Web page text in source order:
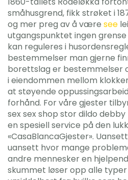
småhusgrend, fikk strøket i
og mer preg av å være see
utgangspunktet ingen
kan reguleres i
bestemmelser man gjerne
borettslag er bestemmelser
i eiendommen mellom
at støyende
forhånd. For våre gjester
sex sex shop stor dildo
en spesiell service på den
«CasaBlancaGjester».
uansett hvor mange
andre mennesker en
skummet løser opp alle